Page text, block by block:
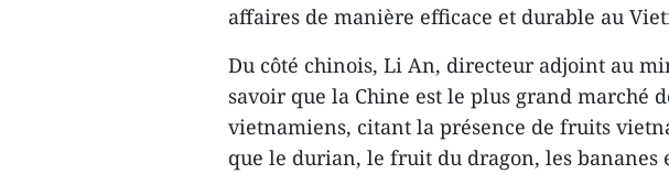
affaires de manière efficace et durable au
Du côté chinois, Li An, directeur adjoint au
savoir que la Chine est le plus grand marché
vietnamiens, citant la présence de fruits
que le durian, le fruit du dragon, les bananes